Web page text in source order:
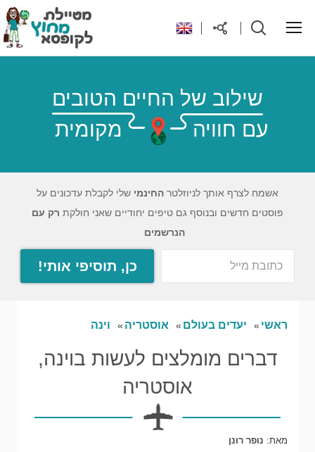
יעדים בעולם
טיפים והנחות לטיול
אודות
שילוב של החיים הטובים
עם חוויה
מקומית
אשמח לצרף אותך לניוזלטר החינמי שלי לקבלת עדכונים על
פוסטים חדשים ובנוסף גם טיפים יחודיים שאני חולקת רק עם
הנרשמים
כן, תוסיפי אותי!
ראשי יעדים בעולם אוסטריה וינה
דברים מומלצים לעשות בוינה,
אוסטריה
מאת: נופר רונן